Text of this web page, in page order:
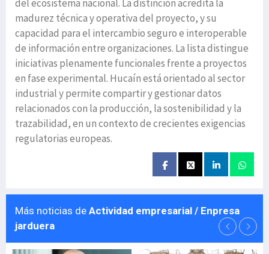
del ecosistema nacional. La distinción acredita la
madurez técnica y operativa del proyecto, y su
capacidad para el intercambio seguro e interoperable
de información entre organizaciones. La lista distingue
iniciativas plenamente funcionales frente a proyectos
en fase experimental. Hucaín está orientado al sector
industrial y permite compartir y gestionar datos
relacionados con la producción, la sostenibilidad y la
trazabilidad, en un contexto de crecientes exigencias
regulatorias europeas.
Más noticias de Actividad empresarial / Enpresa
jarduera